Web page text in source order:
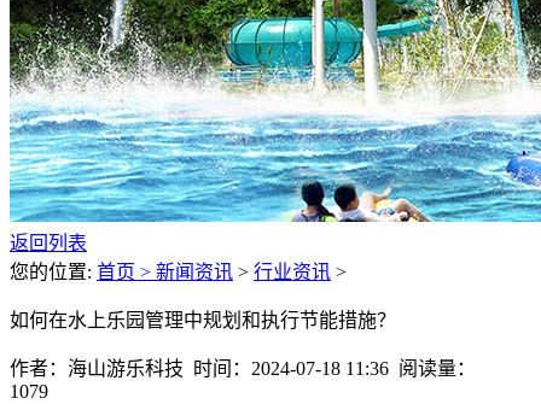
返回列表
您的位置: 首页 > 新闻资讯 > 行业资讯 >
如何在水上乐园管理中规划和执行节能措施？
作者：海山游乐科技 时间：2024-07-18 11:36 阅读量：
1079